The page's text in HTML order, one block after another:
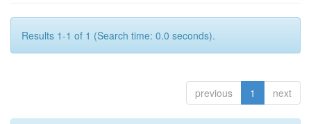
Results 1-1 of 1 (Search time: 0.0 seconds).
previous 1 next